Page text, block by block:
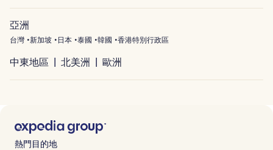
亞洲
台灣 新加坡 日本 泰國 韓國 香港特別行政區
中東地區 北美洲 歐洲
熱門目的地